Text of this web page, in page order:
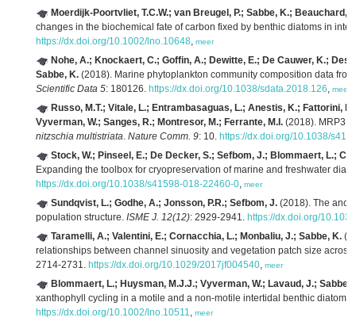
Moerdijk-Poortvliet, T.C.W.; van Breugel, P.; Sabbe, K.; Beauchard,
changes in the biochemical fate of carbon fixed by benthic diatoms in
https://dx.doi.org/10.1002/lno.10648, meer
Nohe, A.; Knockaert, C.; Goffin, A.; Dewitte, E.; De Cauwer, K.;
Sabbe, K. (2018). Marine phytoplankton community composition data
Scientific Data 5: 180126. https://dx.doi.org/10.1038/sdata.2018.126, meer
Russo, M.T.; Vitale, L.; Entrambasaguas, L.; Anestis, K.; Fattorini,
Vyverman, W.; Sanges, R.; Montresor, M.; Ferrante, M.I. (2018). MRP3
nitzschia multistriata. Nature Comm. 9: 10. https://dx.doi.org/10.1038/
Stock, W.; Pinseel, E.; De Decker, S.; Sefbom, J.; Blommaert, L.;
Expanding the toolbox for cryopreservation of marine and freshwater
https://dx.doi.org/10.1038/s41598-018-22460-0, meer
Sundqvist, L.; Godhe, A.; Jonsson, P.R.; Sefbom, J. (2018). The
population structure. ISME J. 12(12): 2929-2941. https://dx.doi.org/
Taramelli, A.; Valentini, E.; Cornacchia, L.; Monbaliu, J.; Sabbe, K.
relationships between channel sinuosity and vegetation patch size
2714-2731. https://dx.doi.org/10.1029/2017jf004540, meer
Blommaert, L.; Huysman, M.J.J.; Vyverman, W.; Lavaud, J.; Sabbe,
xanthophyll cycling in a motile and a non-motile intertidal benthic diatom.
https://dx.doi.org/10.1002/lno.10511, meer